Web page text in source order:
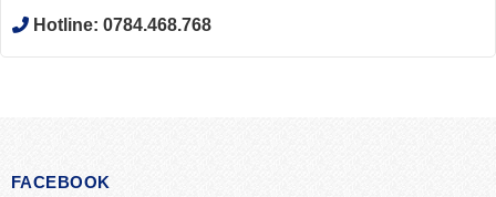
Hotline: 0784.468.768
FACEBOOK